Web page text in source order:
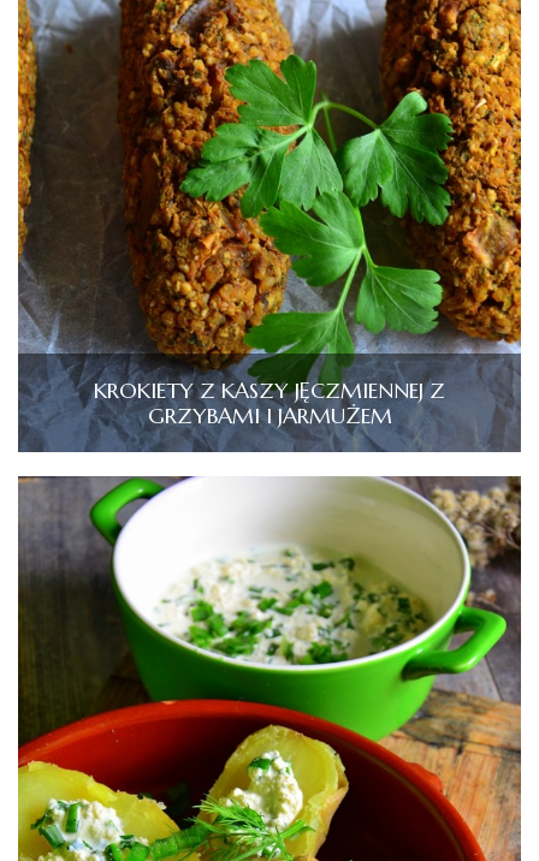
KROKIETY Z KASZY JĘCZMIENNEJ Z
GRZYBAMI I JARMUŻEM